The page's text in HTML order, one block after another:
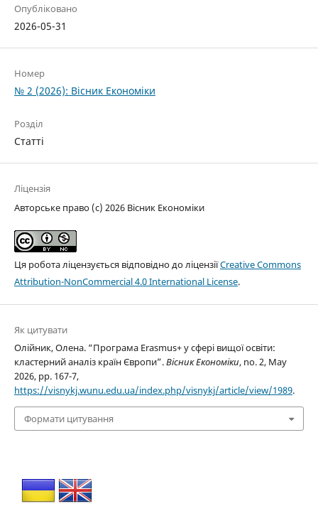
Опубліковано
2026-05-31
Номер
№ 2 (2026): Вісник Економіки
Розділ
Статті
Ліцензія
Авторське право (c) 2026 Вісник Економіки
Ця робота ліцензується відповідно до ліцензіїCreative Commons
Attribution-NonCommercial 4.0 International License.
Як цитувати
Олійник, Олена. “Програма Erasmus+ у сфері вищої освіти:
кластерний аналіз країн Європи”.Вісник Економіки, no. 2, May
2026, pp. 167-7,
https://visnykj.wunu.edu.ua/index.php/visnykj/article/view/1989.
Формати цитування